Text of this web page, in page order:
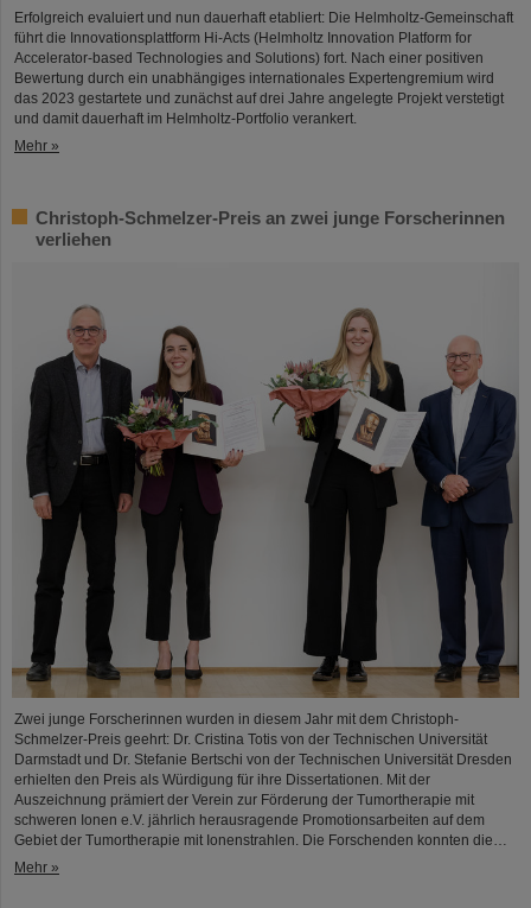
Erfolgreich evaluiert und nun dauerhaft etabliert: Die Helmholtz-Gemeinschaft
führt die Innovationsplattform Hi-Acts (Helmholtz Innovation Platform for
Accelerator-based Technologies and Solutions) fort. Nach einer positiven
Bewertung durch ein unabhängiges internationales Expertengremium wird
das 2023 gestartete und zunächst auf drei Jahre angelegte Projekt verstetigt
und damit dauerhaft im Helmholtz-Portfolio verankert.
Mehr »
Christoph-Schmelzer-Preis an zwei junge Forscherinnen
verliehen
Zwei junge Forscherinnen wurden in diesem Jahr mit dem Christoph-
Schmelzer-Preis geehrt: Dr. Cristina Totis von der Technischen Universität
Darmstadt und Dr. Stefanie Bertschi von der Technischen Universität Dresden
erhielten den Preis als Würdigung für ihre Dissertationen. Mit der
Auszeichnung prämiert der Verein zur Förderung der Tumortherapie mit
schweren Ionen e.V. jährlich herausragende Promotionsarbeiten auf dem
Gebiet der Tumortherapie mit Ionenstrahlen. Die Forschenden konnten die…
Mehr »